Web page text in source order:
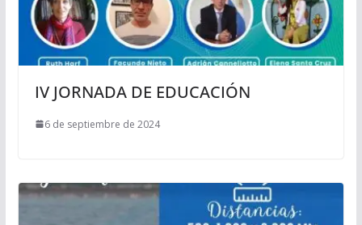
IV JORNADA DE EDUCACIÓN
6 de septiembre de 2024